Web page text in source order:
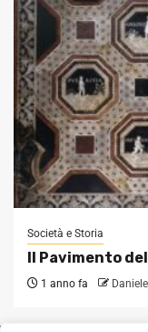
Società e Storia
Il Pavimento
1 anno fa